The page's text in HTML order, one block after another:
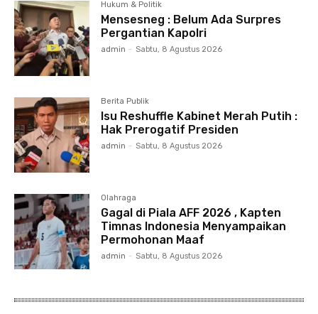
Hukum & Politik
Mensesneg : Belum Ada Surpres
Pergantian Kapolri
admin - Sabtu, 8 Agustus 2026
Berita Publik
Isu Reshuffle Kabinet Merah Putih :
Hak Prerogatif Presiden
admin - Sabtu, 8 Agustus 2026
Olahraga
Gagal di Piala AFF 2026 , Kapten
Timnas Indonesia Menyampaikan
Permohonan Maaf
admin - Sabtu, 8 Agustus 2026